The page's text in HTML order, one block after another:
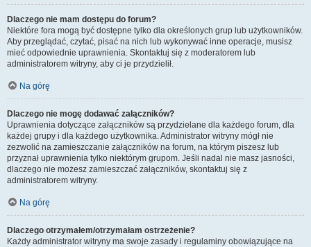
Dlaczego nie mam dostępu do forum?
Niektóre fora mogą być dostępne tylko dla określonych grup lub użytkowników.
Aby przeglądać, czytać, pisać na nich lub wykonywać inne operacje, musisz
mieć odpowiednie uprawnienia. Skontaktuj się z moderatorem lub
administratorem witryny, aby ci je przydzielił.
Na górę
Dlaczego nie mogę dodawać załączników?
Uprawnienia dotyczące załączników są przydzielane dla każdego forum, dla
każdej grupy i dla każdego użytkownika. Administrator witryny mógł nie
zezwolić na zamieszczanie załączników na forum, na którym piszesz lub
przyznał uprawnienia tylko niektórym grupom. Jeśli nadal nie masz jasności,
dlaczego nie możesz zamieszczać załączników, skontaktuj się z
administratorem witryny.
Na górę
Dlaczego otrzymałem/otrzymałam ostrzeżenie?
Każdy administrator witryny ma swoje zasady i regulaminy obowiązujące na